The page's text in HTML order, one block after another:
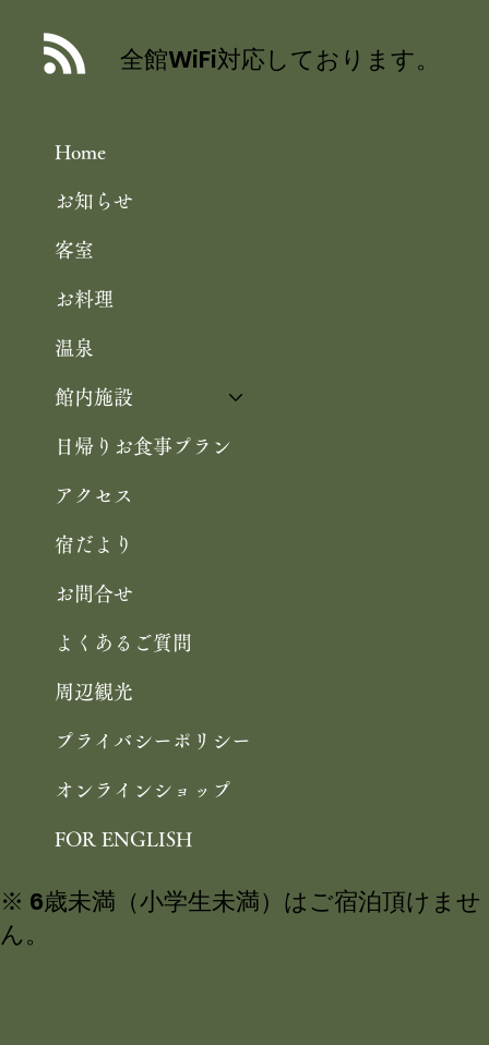
／舞鶴引揚記念館 企画展「ウズベキス
Home
お知らせ
客室
お料理
温泉
館内施設
日帰りお食事プラン
アクセス
宿だより
お問合せ
よくあるご質問
周辺観光
プライバシーポリシー
オンラインショップ
FOR ENGLISH
全館WiFi対応しております。
※ 6歳未満（小学生未満）はご宿泊頂けませ
ん。